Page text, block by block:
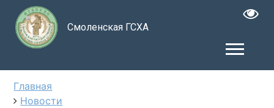
Смоленская ГСХА
Главная
Новости